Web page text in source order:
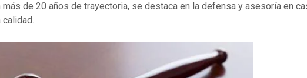
de 20 años de trayectoria, se destaca en la defensa y asesoría en